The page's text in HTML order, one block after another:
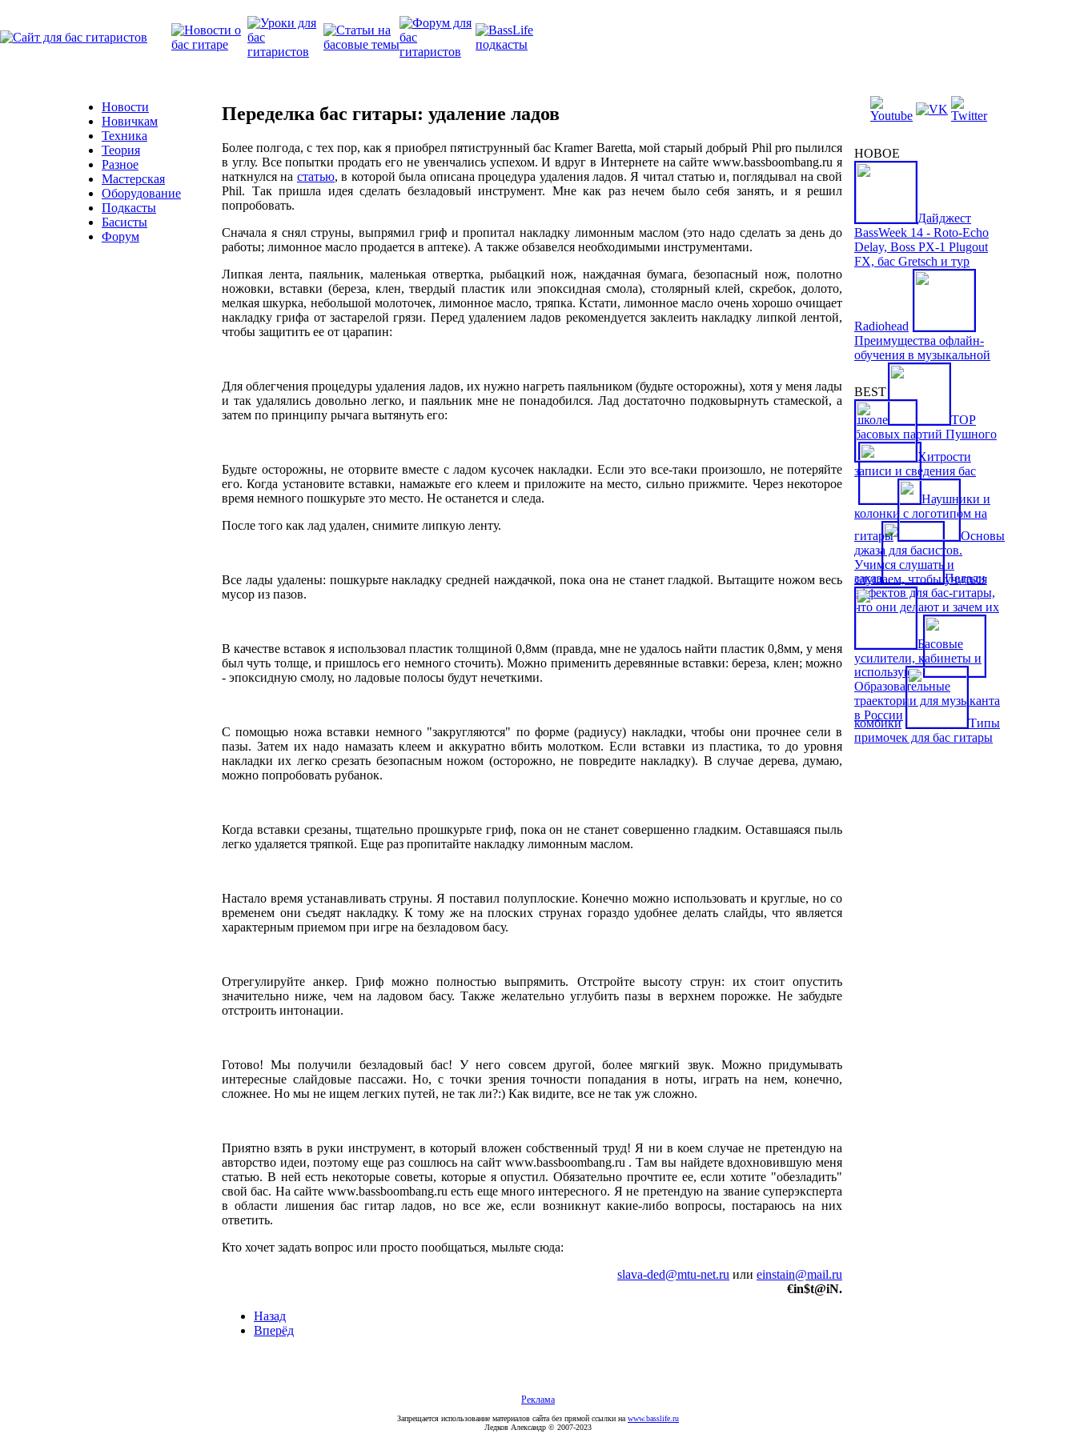
Новости
Новичкам
Техника
Теория
Разное
Мастерская
Оборудование
Подкасты
Басисты
Форум
Переделка бас гитары: удаление ладов
Более полгода, с тех пор, как я приобрел пятиструнный бас Kramer Baretta, мой старый добрый Phil pro пылился
в углу. Все попытки продать его не увенчались успехом. И вдруг в Интернете на сайте www.bassboombang.ru я
наткнулся на статью, в которой была описана процедура удаления ладов. Я читал статью и, поглядывал на свой
Phil. Так пришла идея сделать безладовый инструмент. Мне как раз нечем было себя занять, и я решил
попробовать.
Сначала я снял струны, выпрямил гриф и пропитал накладку лимонным маслом (это надо сделать за день до
работы; лимонное масло продается в аптеке). А также обзавелся необходимыми инструментами.
Липкая лента, паяльник, маленькая отвертка, рыбацкий нож, наждачная бумага, безопасный нож, полотно
ножовки, вставки (береза, клен, твердый пластик или эпоксидная смола), столярный клей, скребок, долото,
мелкая шкурка, небольшой молоточек, лимонное масло, тряпка. Кстати, лимонное масло очень хорошо очищает
накладку грифа от застарелой грязи. Перед удалением ладов рекомендуется заклеить накладку липкой лентой,
чтобы защитить ее от царапин:
Для облегчения процедуры удаления ладов, их нужно нагреть паяльником (будьте осторожны), хотя у меня лады
и так удалялись довольно легко, и паяльник мне не понадобился. Лад достаточно подковырнуть стамеской, а
затем по принципу рычага вытянуть его:
Будьте осторожны, не оторвите вместе с ладом кусочек накладки. Если это все-таки произошло, не потеряйте
его. Когда установите вставки, намажьте его клеем и приложите на место, сильно прижмите. Через некоторое
время немного пошкурьте это место. Не останется и следа.
После того как лад удален, снимите липкую ленту.
Все лады удалены: пошкурьте накладку средней наждачкой, пока она не станет гладкой. Вытащите ножом весь
мусор из пазов.
В качестве вставок я использовал пластик толщиной 0,8мм (правда, мне не удалось найти пластик 0,8мм, у меня
был чуть толще, и пришлось его немного сточить). Можно применить деревянные вставки: береза, клен; можно
- эпоксидную смолу, но ладовые полосы будут нечеткими.
С помощью ножа вставки немного "закругляются" по форме (радиусу) накладки, чтобы они прочнее сели в
пазы. Затем их надо намазать клеем и аккуратно вбить молотком. Если вставки из пластика, то до уровня
накладки их легко срезать безопасным ножом (осторожно, не повредите накладку). В случае дерева, думаю,
можно попробовать рубанок.
Когда вставки срезаны, тщательно прошкурьте гриф, пока он не станет совершенно гладким. Оставшаяся пыль
легко удаляется тряпкой. Еще раз пропитайте накладку лимонным маслом.
Настало время устанавливать струны. Я поставил полуплоские. Конечно можно использовать и круглые, но со
временем они съедят накладку. К тому же на плоских струнах гораздо удобнее делать слайды, что является
характерным приемом при игре на безладовом басу.
Отрегулируйте анкер. Гриф можно полностью выпрямить. Отстройте высоту струн: их стоит опустить
значительно ниже, чем на ладовом басу. Также желательно углубить пазы в верхнем порожке. Не забудьте
отстроить интонации.
Готово! Мы получили безладовый бас! У него совсем другой, более мягкий звук. Можно придумывать
интересные слайдовые пассажи. Но, с точки зрения точности попадания в ноты, играть на нем, конечно,
сложнее. Но мы не ищем легких путей, не так ли?:) Как видите, все не так уж сложно.
Приятно взять в руки инструмент, в который вложен собственный труд! Я ни в коем случае не претендую на
авторство идеи, поэтому еще раз сошлюсь на сайт www.bassboombang.ru . Там вы найдете вдохновившую меня
статью. В ней есть некоторые советы, которые я опустил. Обязательно прочтите ее, если хотите "обезладить"
свой бас. На сайте www.bassboombang.ru есть еще много интересного. Я не претендую на звание суперэксперта
в области лишения бас гитар ладов, но все же, если возникнут какие-либо вопросы, постараюсь на них
ответить.
Кто хочет задать вопрос или просто пообщаться, мыльте сюда:
slava-ded@mtu-net.ru или einstain@mail.ru
€in$t@iN.
Назад
Вперёд
НОВОЕ
Дайджест
BassWeek 14 - Roto-Echo
Delay, Boss PX-1 Plugout
FX, бас Gretsch и тур
Radiohead
Преимущества офлайн-
обучения в музыкальной
школе
TOP
басовых партий Пушного
Наушники и
колонки с логотипом на
заказ
Педали
эффектов для бас-гитары,
что они делают и зачем их
используют
Образовательные
траектории для музыканта
в России
BEST
Хитрости
записи и сведения бас
гитары
Основы
джаза для басистов.
Учимся слушать и
слушаем, чтобы учиться
Басовые
усилители, кабинеты и
комбики
Типы
примочек для бас гитары
Реклама
Запрещается использование материалов сайта без прямой ссылки на www.basslife.ru
Ледков Александр © 2007-2023